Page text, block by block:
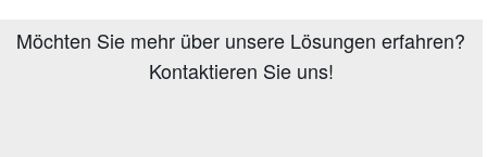
Möchten Sie mehr über unsere Lösungen erfahren?
Kontaktieren Sie uns!